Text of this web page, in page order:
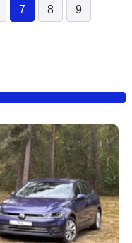
7
(current)
8 9